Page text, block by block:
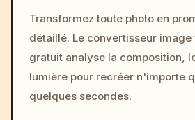
c,
Transformez toute photo en
détaillé. Le convertisseur
gratuit analyse la composition,
lumière pour recréer n'importe
quelques secondes.